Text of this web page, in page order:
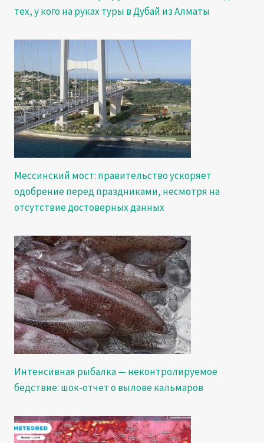
тех, у кого на руках туры в Дубай из Алматы
Мессинский мост: правительство ускоряет
одобрение перед праздниками, несмотря на
отсутствие достоверных данных
Интенсивная рыбалка — неконтролируемое
бедствие: шок-отчет о вылове кальмаров